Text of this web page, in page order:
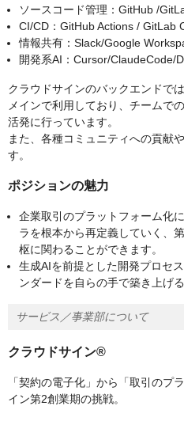
ソースコード管理：GitHub /
CI/CD：GitHub Actions / GitLab
情報共有：Slack/Google
開発系AI：Cursor/ClaudeCode/
クラウドサインのバックエンドで
メインで利用しており、チームで
活発に行っています。
また、各種コミュニティへの貢献
す。
ポジションの魅力
企業取引のプラットフォーム化
ラを根本から再定義していく、
枢に関わることができます。
生成AIを前提とした開発プロセ
ンダードを自らの手で築き上げ
サービス／事業部について
クラウドサイン®︎
「契約の電子化」から「取引のプ
イン第2創業期の挑戦。